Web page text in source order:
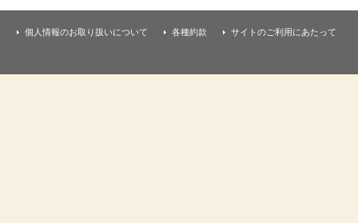
個人情報のお取り扱いについて 各種約款 サイトのご利用にあたって